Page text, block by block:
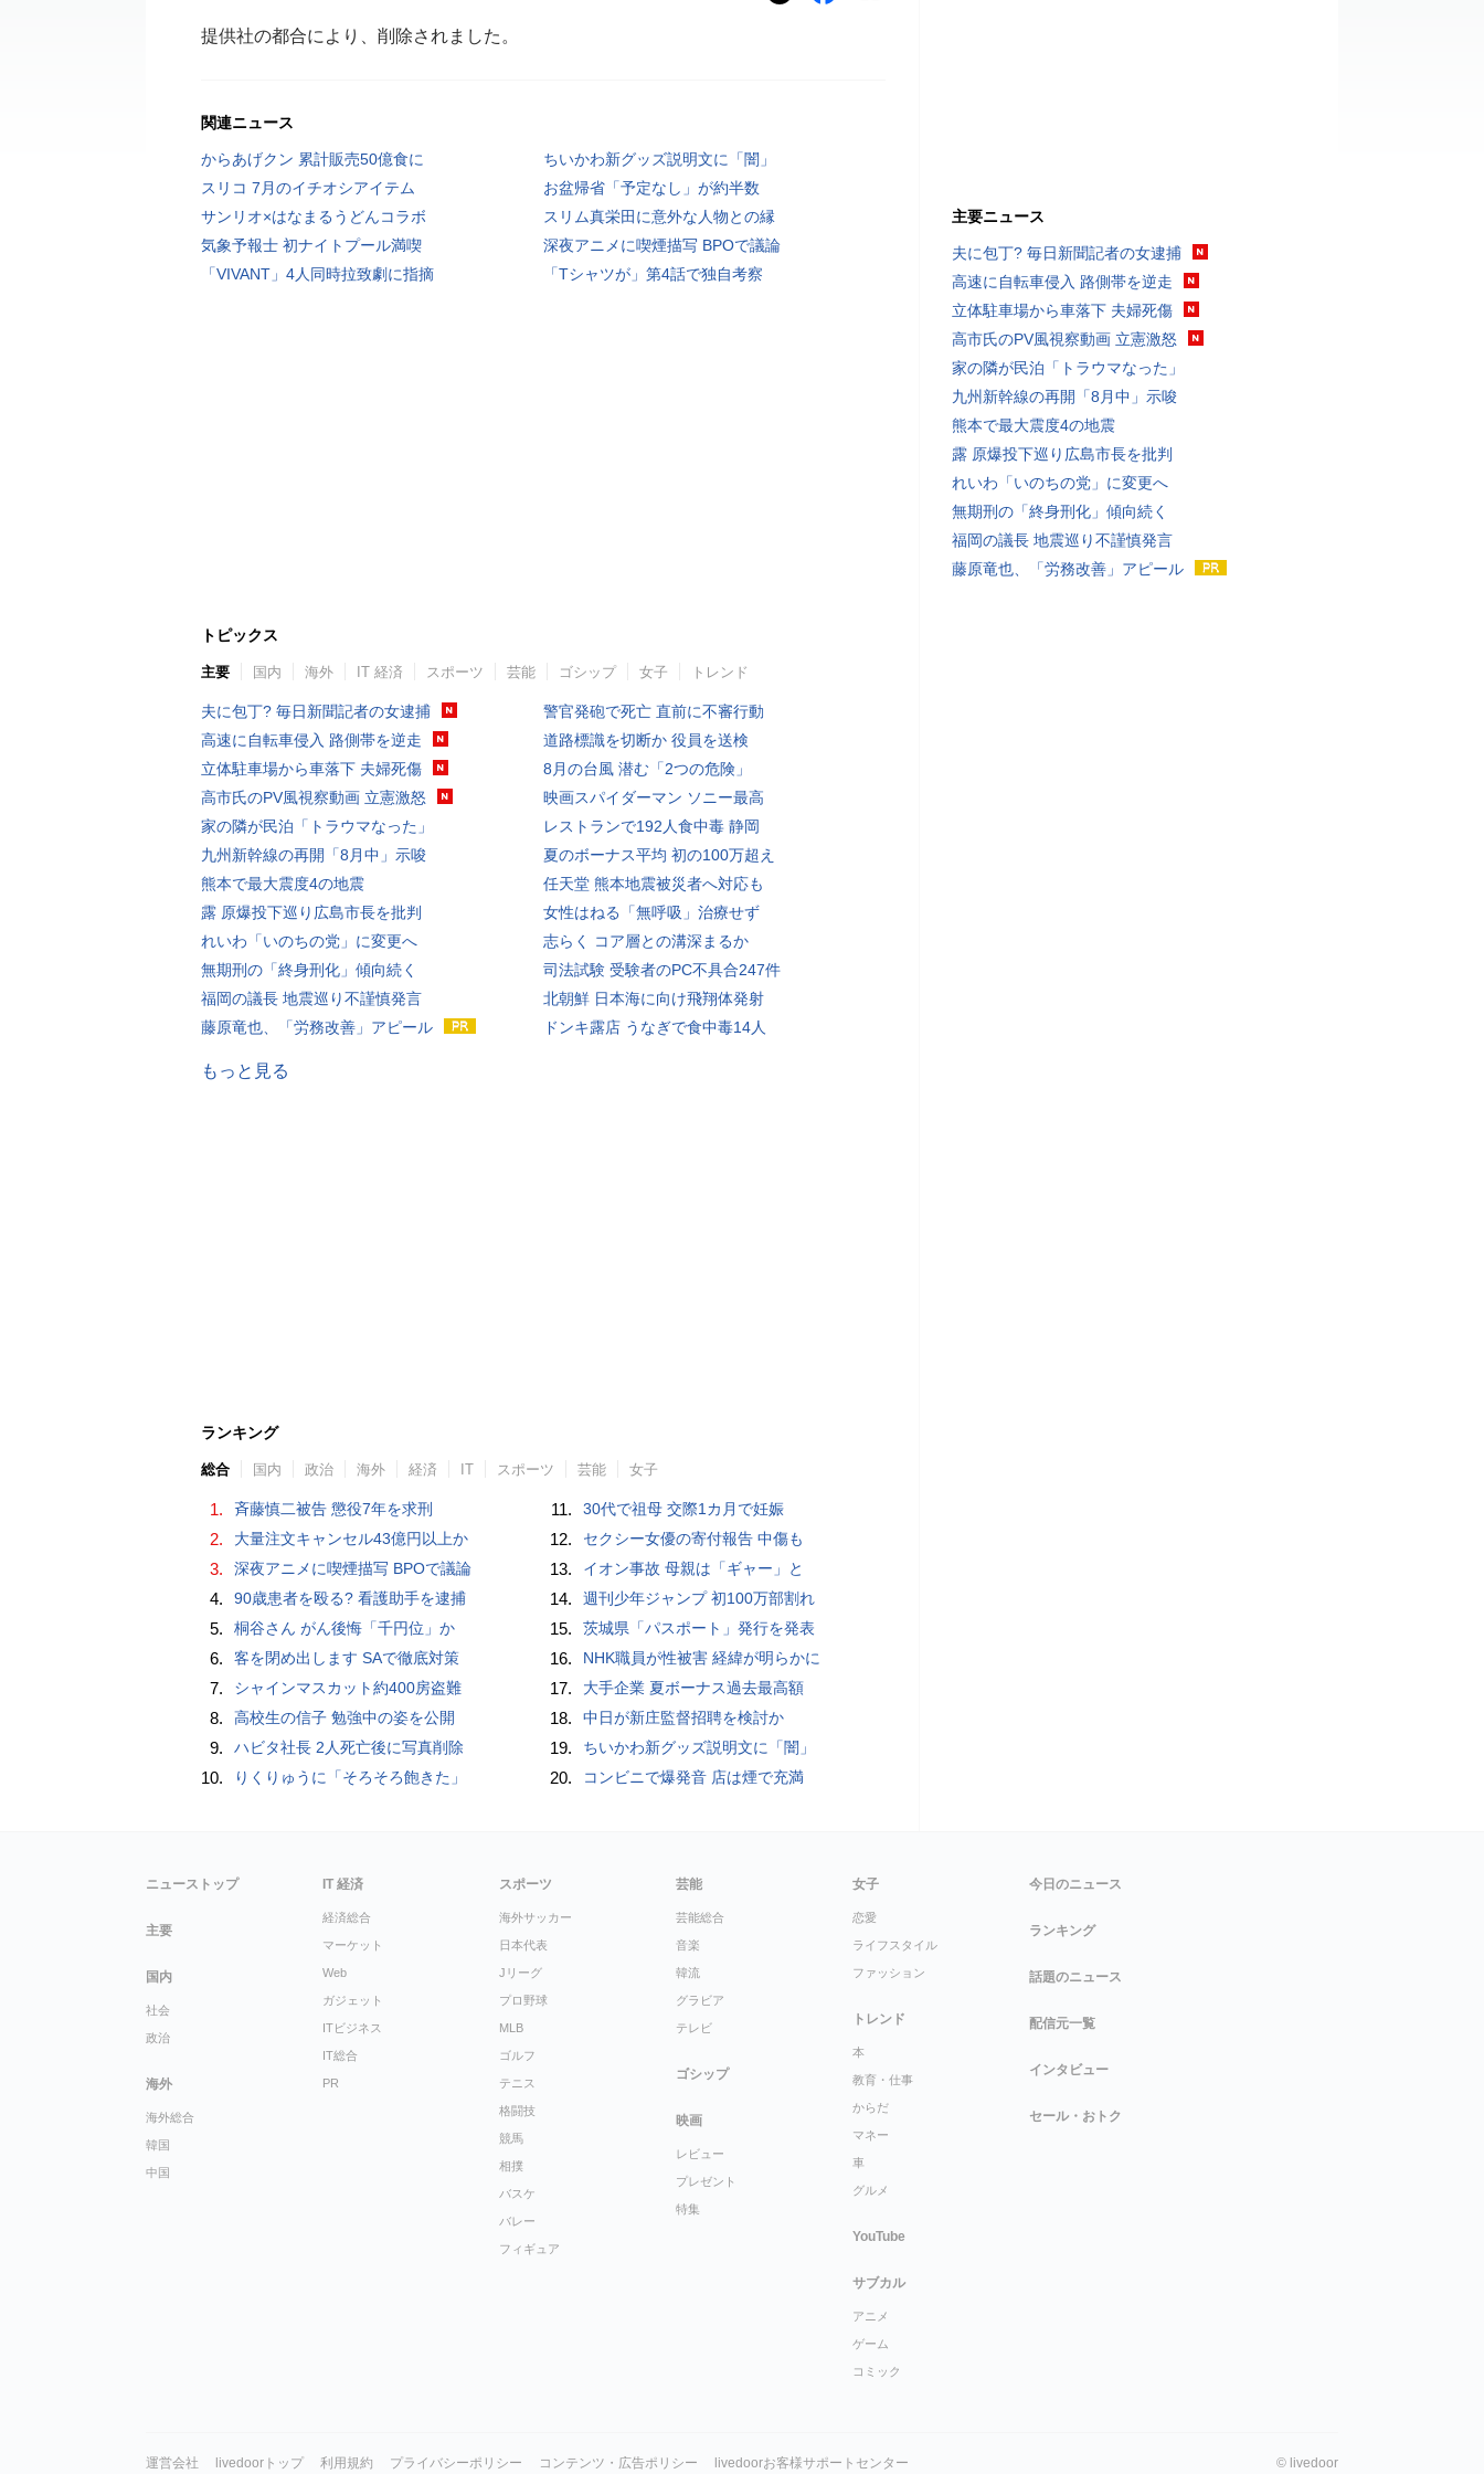
提供社の都合により、削除されました。
関連ニュース
からあげクン 累計販売50億食に
ちいかわ新グッズ説明文に「闇」
スリコ 7月のイチオシアイテム
お盆帰省「予定なし」が約半数
サンリオ×はなまるうどんコラボ
スリム真栄田に意外な人物との縁
気象予報士 初ナイトプール満喫
深夜アニメに喫煙描写 BPOで議論
「VIVANT」4人同時拉致劇に指摘
「Tシャツが」第4話で独自考察
トピックス
主要 国内 海外 IT 経済 スポーツ 芸能 ゴシップ 女子 トレンド
夫に包丁? 毎日新聞記者の女逮捕
高速に自転車侵入 路側帯を逆走
立体駐車場から車落下 夫婦死傷
高市氏のPV風視察動画 立憲激怒
家の隣が民泊「トラウマなった」
九州新幹線の再開「8月中」示唆
熊本で最大震度4の地震
露 原爆投下巡り広島市長を批判
れいわ「いのちの党」に変更へ
無期刑の「終身刑化」傾向続く
福岡の議長 地震巡り不謹慎発言
藤原竜也、「労務改善」アピール
警官発砲で死亡 直前に不審行動
道路標識を切断か 役員を送検
8月の台風 潜む「2つの危険」
映画スパイダーマン ソニー最高
レストランで192人食中毒 静岡
夏のボーナス平均 初の100万超え
任天堂 熊本地震被災者へ対応も
女性はねる「無呼吸」治療せず
志らく コア層との溝深まるか
司法試験 受験者のPC不具合247件
北朝鮮 日本海に向け飛翔体発射
ドンキ露店 うなぎで食中毒14人
もっと見る
ランキング
総合 国内 政治 海外 経済 IT スポーツ 芸能 女子
1. 斉藤慎二被告 懲役7年を求刑
2. 大量注文キャンセル43億円以上か
3. 深夜アニメに喫煙描写 BPOで議論
4. 90歳患者を殴る? 看護助手を逮捕
5. 桐谷さん がん後悔「千円位」か
6. 客を閉め出します SAで徹底対策
7. シャインマスカット約400房盗難
8. 高校生の信子 勉強中の姿を公開
9. ハビタ社長 2人死亡後に写真削除
10. りくりゅうに「そろそろ飽きた」
11. 30代で祖母 交際1カ月で妊娠
12. セクシー女優の寄付報告 中傷も
13. イオン事故 母親は「ギャー」と
14. 週刊少年ジャンプ 初100万部割れ
15. 茨城県「パスポート」発行を発表
16. NHK職員が性被害 経緯が明らかに
17. 大手企業 夏ボーナス過去最高額
18. 中日が新庄監督招聘を検討か
19. ちいかわ新グッズ説明文に「闇」
20. コンビニで爆発音 店は煙で充満
主要ニュース
夫に包丁? 毎日新聞記者の女逮捕
高速に自転車侵入 路側帯を逆走
立体駐車場から車落下 夫婦死傷
高市氏のPV風視察動画 立憲激怒
家の隣が民泊「トラウマなった」
九州新幹線の再開「8月中」示唆
熊本で最大震度4の地震
露 原爆投下巡り広島市長を批判
れいわ「いのちの党」に変更へ
無期刑の「終身刑化」傾向続く
福岡の議長 地震巡り不謹慎発言
藤原竜也、「労務改善」アピール
ニューストップ
主要
国内
社会
政治
海外
海外総合
韓国
中国
IT 経済
経済総合
マーケット
Web
ガジェット
ITビジネス
IT総合
PR
スポーツ
海外サッカー
日本代表
Jリーグ
プロ野球
MLB
ゴルフ
テニス
格闘技
競馬
相撲
バスケ
バレー
フィギュア
芸能
芸能総合
音楽
韓流
グラビア
テレビ
ゴシップ
映画
レビュー
プレゼント
特集
女子
恋愛
ライフスタイル
ファッション
トレンド
本
教育・仕事
からだ
マネー
車
グルメ
YouTube
サブカル
アニメ
ゲーム
コミック
今日のニュース
ランキング
話題のニュース
配信元一覧
インタビュー
セール・おトク
運営会社 livedoorトップ 利用規約 プライバシーポリシー コンテンツ・広告ポリシー livedoorお客様サポートセンター © livedoor